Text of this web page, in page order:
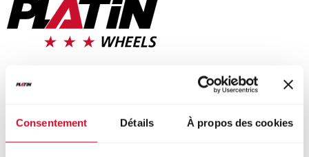
Consentement Détails À propos des cookies
PLATIN